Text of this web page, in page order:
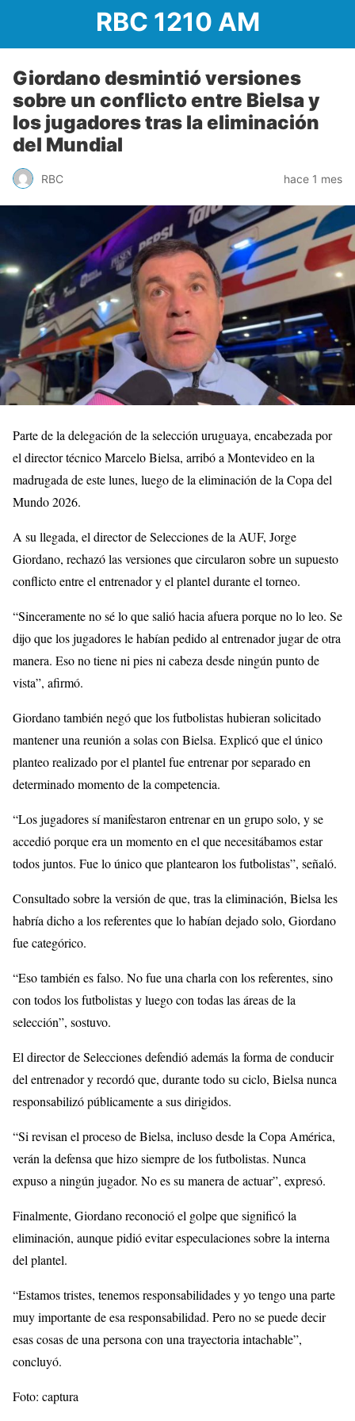
RBC 1210 AM
Giordano desmintió versiones
sobre un conflicto entre Bielsa y
los jugadores tras la eliminación
del Mundial
RBC hace 1 mes
Parte de la delegación de la selección uruguaya, encabezada por
el director técnico Marcelo Bielsa, arribó a Montevideo en la
madrugada de este lunes, luego de la eliminación de la Copa del
Mundo 2026.
A su llegada, el director de Selecciones de la AUF, Jorge
Giordano, rechazó las versiones que circularon sobre un supuesto
conflicto entre el entrenador y el plantel durante el torneo.
“Sinceramente no sé lo que salió hacia afuera porque no lo leo. Se
dijo que los jugadores le habían pedido al entrenador jugar de otra
manera. Eso no tiene ni pies ni cabeza desde ningún punto de
vista”, afirmó.
Giordano también negó que los futbolistas hubieran solicitado
mantener una reunión a solas con Bielsa. Explicó que el único
planteo realizado por el plantel fue entrenar por separado en
determinado momento de la competencia.
“Los jugadores sí manifestaron entrenar en un grupo solo, y se
accedió porque era un momento en el que necesitábamos estar
todos juntos. Fue lo único que plantearon los futbolistas”, señaló.
Consultado sobre la versión de que, tras la eliminación, Bielsa les
habría dicho a los referentes que lo habían dejado solo, Giordano
fue categórico.
“Eso también es falso. No fue una charla con los referentes, sino
con todos los futbolistas y luego con todas las áreas de la
selección”, sostuvo.
El director de Selecciones defendió además la forma de conducir
del entrenador y recordó que, durante todo su ciclo, Bielsa nunca
responsabilizó públicamente a sus dirigidos.
“Si revisan el proceso de Bielsa, incluso desde la Copa América,
verán la defensa que hizo siempre de los futbolistas. Nunca
expuso a ningún jugador. No es su manera de actuar”, expresó.
Finalmente, Giordano reconoció el golpe que significó la
eliminación, aunque pidió evitar especulaciones sobre la interna
del plantel.
“Estamos tristes, tenemos responsabilidades y yo tengo una parte
muy importante de esa responsabilidad. Pero no se puede decir
esas cosas de una persona con una trayectoria intachable”,
concluyó.
Foto: captura